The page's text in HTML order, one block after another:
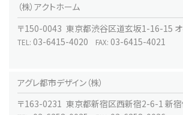
（株）アクトホーム
〒150-0043 東京都渋谷区道玄坂1-16-15 オ
TEL: 03-6415-4020 FAX: 03-6415-4021
アグレ都市デザイン（株）
〒163-0231 東京都新宿区西新宿2-6-1 新